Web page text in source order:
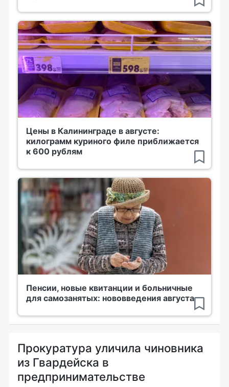
Цены в Калининграде в августе:
килограмм куриного филе приближается
к 600 рублям
Пенсии, новые квитанции и больничные
для самозанятых: нововведения августа
Прокуратура уличила чиновника
из Гвардейска в
предпринимательстве